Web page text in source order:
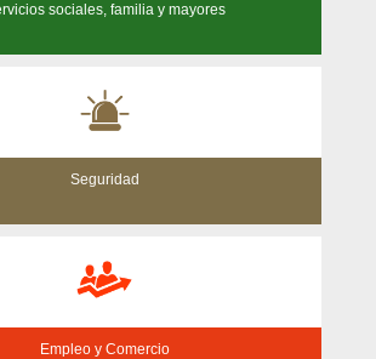
sociales, familia y mayores
Seguridad
Empleo y Comercio